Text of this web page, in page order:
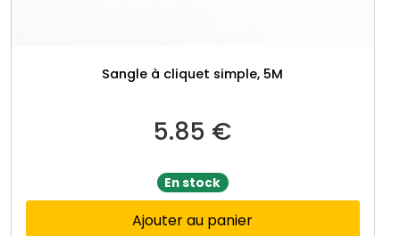
Sangle à cliquet simple, 5M
5.85 €
En stock
Ajouter au panier